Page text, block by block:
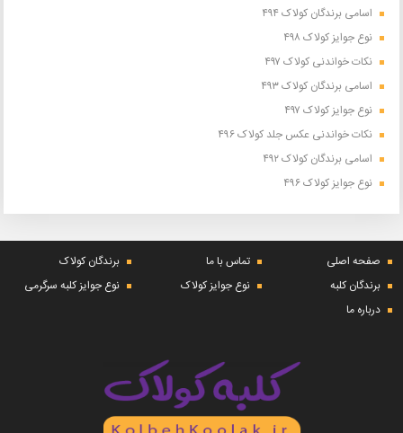
اسامی برندگان کولاک ۴۹۴
نوع جوایز کولاک ۴۹۸
نکات خواندنی کولاک ۴۹۷
اسامی برندگان کولاک ۴۹۳
نوع جوایز کولاک ۴۹۷
نکات خواندنی عکس جلد کولاک ۴۹۶
اسامی برندگان کولاک ۴۹۲
نوع جوایز کولاک ۴۹۶
صفحه اصلی تماس با ما
برندگان کولاک
برندگان کلبه
نوع جوایز کولاک
نوع جوایز کلبه سرگرمی
درباره ما